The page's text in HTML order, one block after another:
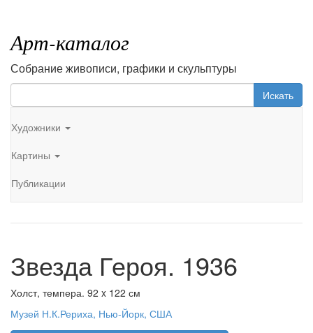
Арт-каталог
Собрание живописи, графики и скульптуры
Искать
Художники
Картины
Публикации
Звезда Героя. 1936
Холст, темпера. 92 x 122 см
Музей Н.К.Рериха, Нью-Йорк, США